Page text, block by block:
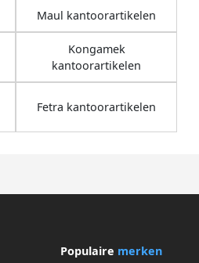
Maul kantoorartikelen
Kongamek
kantoorartikelen
Fetra kantoorartikelen
Populaire merken